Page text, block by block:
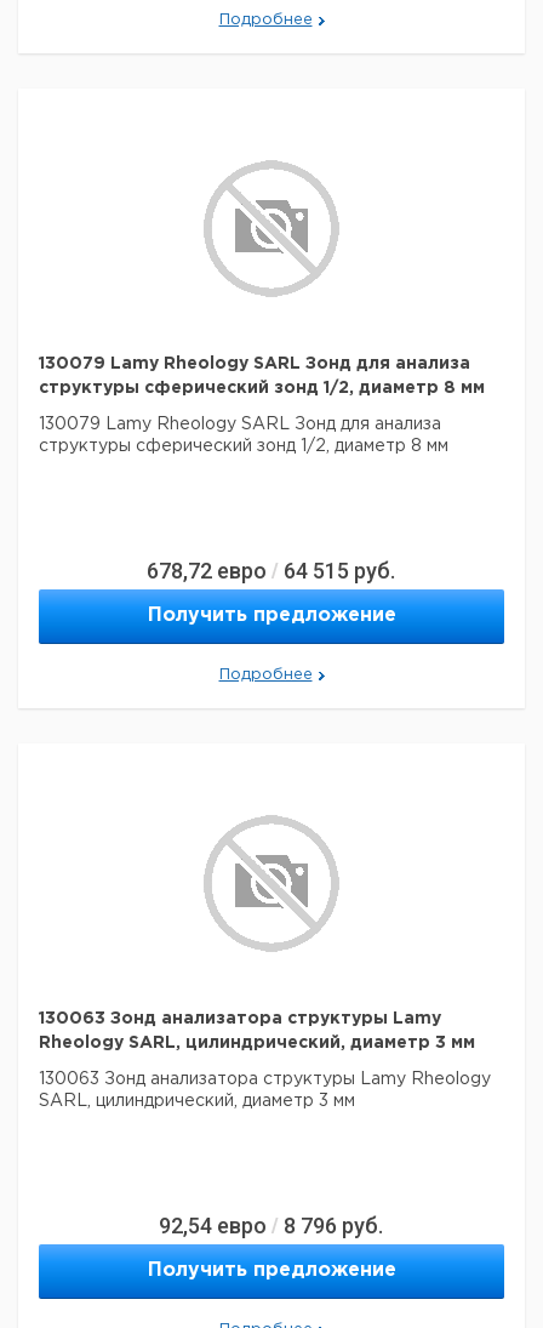
Подробнее
130079 Lamy Rheology SARL Зонд для анализа
структуры сферический зонд 1/2, диаметр 8 мм
130079 Lamy Rheology SARL Зонд для анализа
структуры сферический зонд 1/2, диаметр 8 мм
678,72 евро / 64 515 руб.
Получить предложение
Подробнее
130063 Зонд анализатора структуры Lamy
Rheology SARL, цилиндрический, диаметр 3 мм
130063 Зонд анализатора структуры Lamy Rheology
SARL, цилиндрический, диаметр 3 мм
92,54 евро / 8 796 руб.
Получить предложение